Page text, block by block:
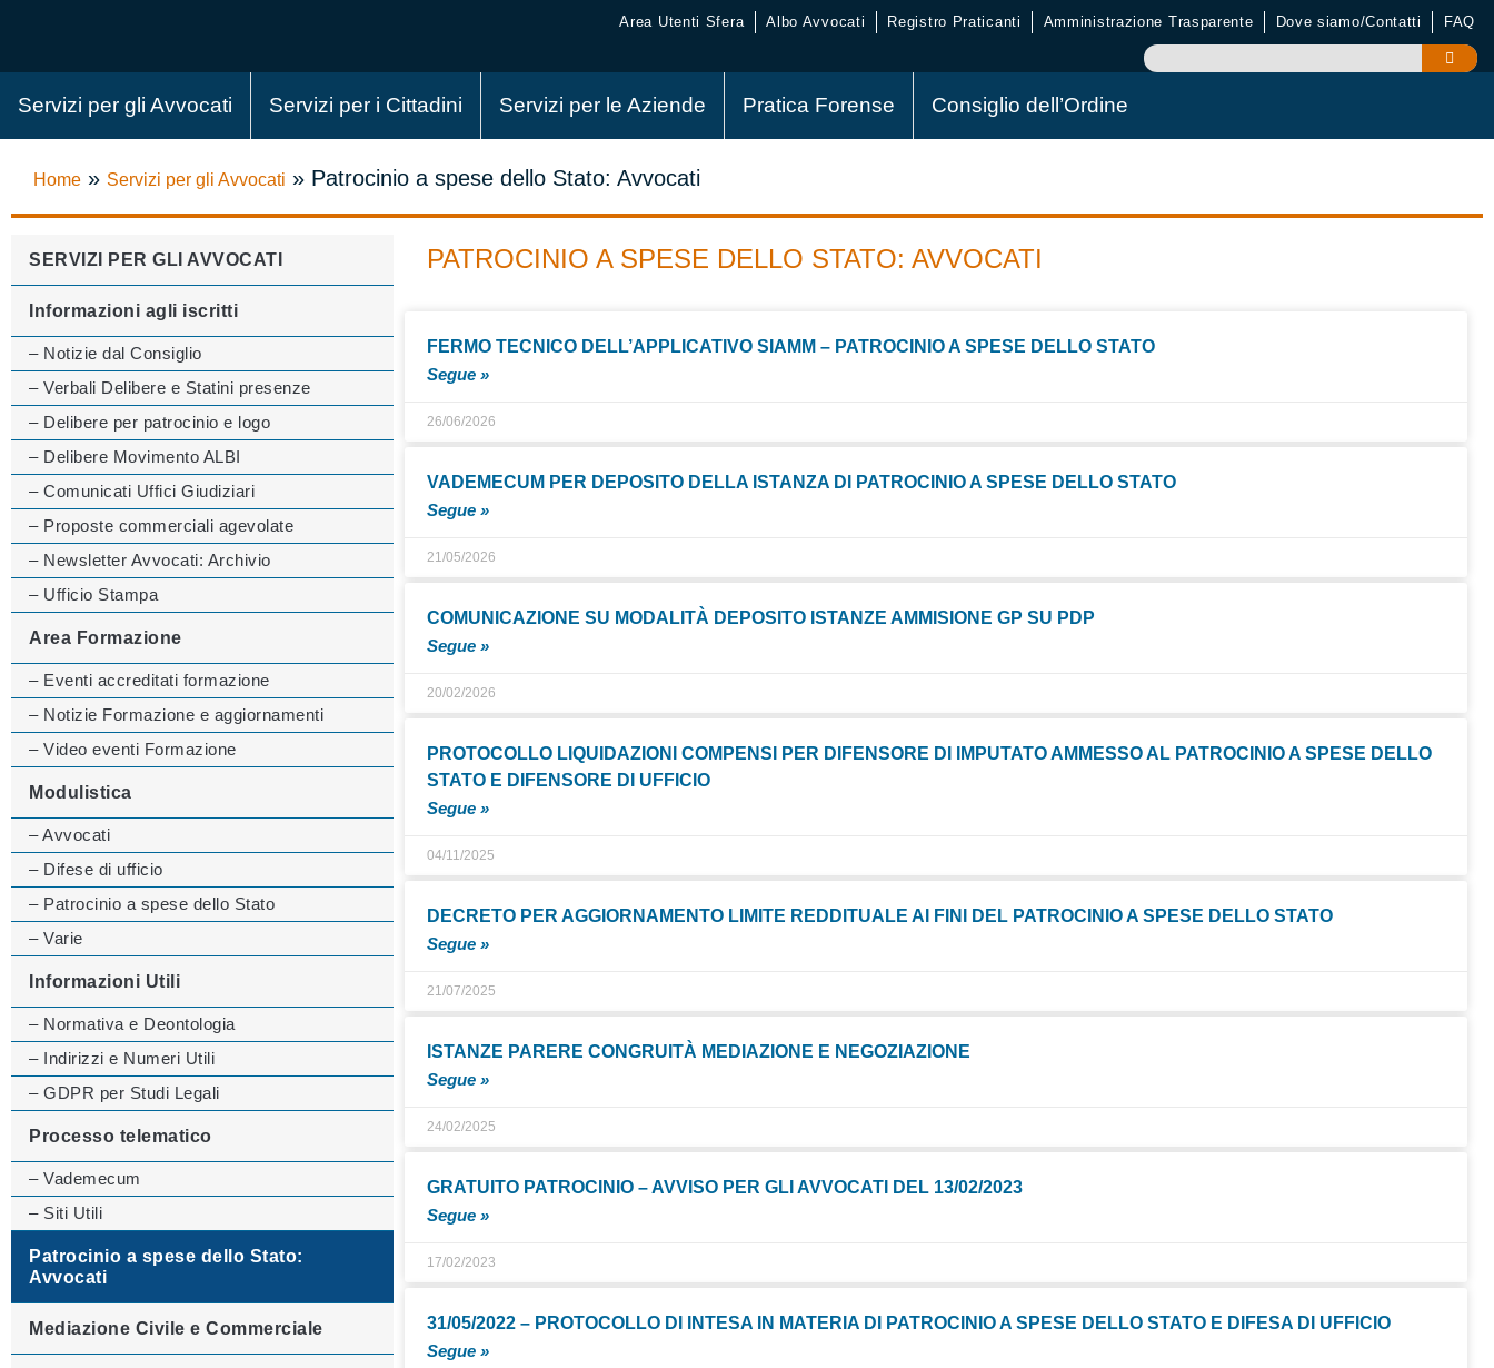
Area Utenti Sfera Albo Avvocati Registro Praticanti Amministrazione Trasparente Dove siamo/Contatti FAQ
Servizi per gli Avvocati Servizi per i Cittadini Servizi per le Aziende Pratica Forense Consiglio dell’Ordine
Home » Servizi per gli Avvocati » Patrocinio a spese dello Stato: Avvocati
SERVIZI PER GLI AVVOCATI
Informazioni agli iscritti
– Notizie dal Consiglio
– Verbali Delibere e Statini presenze
– Delibere per patrocinio e logo
– Delibere Movimento ALBI
– Comunicati Uffici Giudiziari
– Proposte commerciali agevolate
– Newsletter Avvocati: Archivio
– Ufficio Stampa
Area Formazione
– Eventi accreditati formazione
– Notizie Formazione e aggiornamenti
– Video eventi Formazione
Modulistica
– Avvocati
– Difese di ufficio
– Patrocinio a spese dello Stato
– Varie
Informazioni Utili
– Normativa e Deontologia
– Indirizzi e Numeri Utili
– GDPR per Studi Legali
Processo telematico
– Vademecum
– Siti Utili
Patrocinio a spese dello Stato:
Avvocati
Mediazione Civile e Commerciale
PATROCINIO A SPESE DELLO STATO: AVVOCATI
FERMO TECNICO DELL’APPLICATIVO SIAMM – PATROCINIO A SPESE DELLO STATO
Segue »
26/06/2026
VADEMECUM PER DEPOSITO DELLA ISTANZA DI PATROCINIO A SPESE DELLO STATO
Segue »
21/05/2026
COMUNICAZIONE SU MODALITÀ DEPOSITO ISTANZE AMMISIONE GP SU PDP
Segue »
20/02/2026
PROTOCOLLO LIQUIDAZIONI COMPENSI PER DIFENSORE DI IMPUTATO AMMESSO AL PATROCINIO A SPESE DELLO
STATO E DIFENSORE DI UFFICIO
Segue »
04/11/2025
DECRETO PER AGGIORNAMENTO LIMITE REDDITUALE AI FINI DEL PATROCINIO A SPESE DELLO STATO
Segue »
21/07/2025
ISTANZE PARERE CONGRUITÀ MEDIAZIONE E NEGOZIAZIONE
Segue »
24/02/2025
GRATUITO PATROCINIO – AVVISO PER GLI AVVOCATI DEL 13/02/2023
Segue »
17/02/2023
31/05/2022 – PROTOCOLLO DI INTESA IN MATERIA DI PATROCINIO A SPESE DELLO STATO E DIFESA DI UFFICIO
Segue »